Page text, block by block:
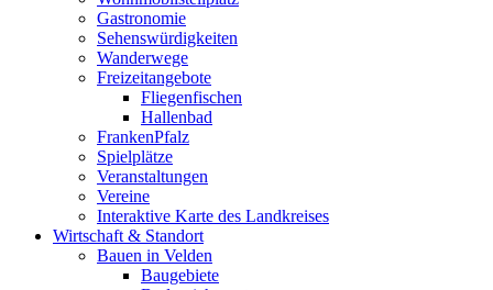
Gastronomie
Sehenswürdigkeiten
Wanderwege
Freizeitangebote
Fliegenfischen
Hallenbad
FrankenPfalz
Spielplätze
Veranstaltungen
Vereine
Interaktive Karte des Landkreises
Wirtschaft & Standort
Bauen in Velden
Baugebiete